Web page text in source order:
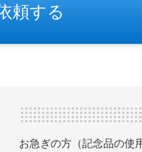
頼する
お急ぎの方（記念品の使